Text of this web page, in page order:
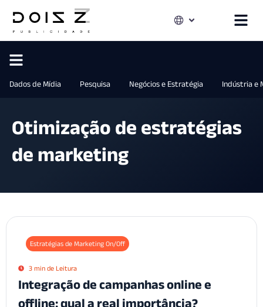
Dados de Mídia Pesquisa Negócios e Estratégia Indústria e
Otimização de estratégias
de marketing
Estratégias de Marketing On/Off
3 min de Leitura
Integração de campanhas online e
offline: qual a real importância?